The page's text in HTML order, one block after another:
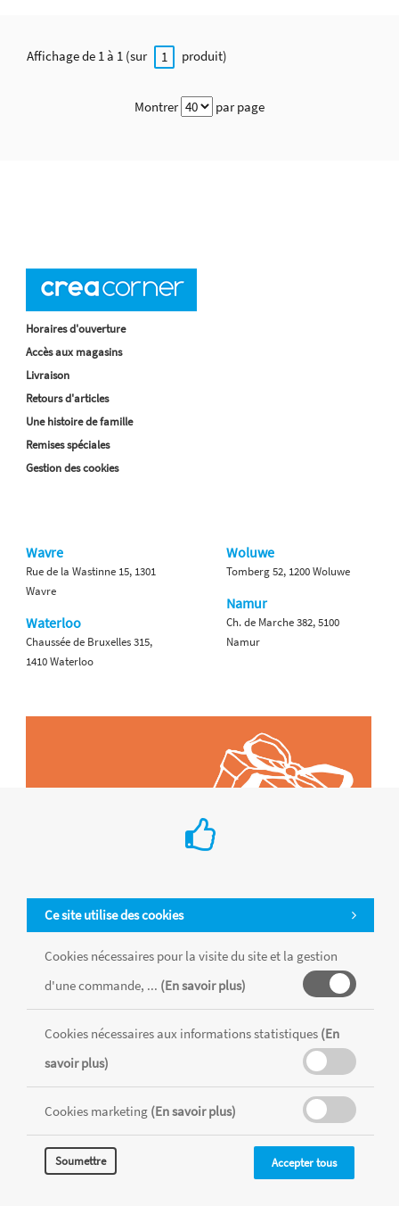
Affichage de 1 à 1 (sur 1 produit)
Montrer par page
Ce site utilise des cookies
Cookies nécessaires pour la visite du site et la gestion
d'une commande, ... (En savoir plus)
Cookies nécessaires aux informations statistiques (En
savoir plus)
Cookies marketing (En savoir plus)
Soumettre Accepter tous
Horaires d'ouverture
Accès aux magasins
Livraison
Retours d'articles
Une histoire de famille
Remises spéciales
Gestion des cookies
Wavre
Rue de la Wastinne 15, 1301
Wavre
Waterloo
Chaussée de Bruxelles 315,
1410 Waterloo
Woluwe
Tomberg 52, 1200 Woluwe
Namur
Ch. de Marche 382, 5100
Namur
Tous les produits sont vendus dans la limite des stocks disponibles de
chaque magasin, toutes taxes comprises.